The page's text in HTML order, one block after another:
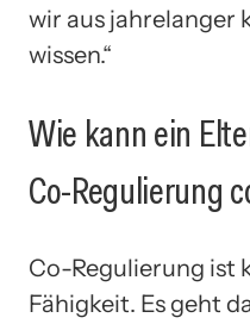
wir aus jahrelanger
wissen.“
Wie kann ein
Co-Regulierung
Co-Regulierung ist
Fähigkeit. Es geht